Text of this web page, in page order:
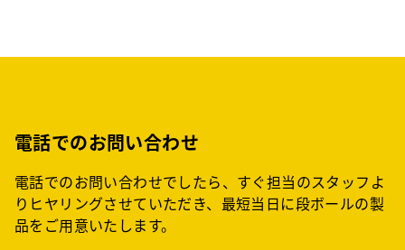
電話でのお問い合わせ
電話でのお問い合わせでしたら、すぐ担当のスタッフよ
りヒヤリングさせていただき、最短当日に段ボールの製
品をご用意いたします。